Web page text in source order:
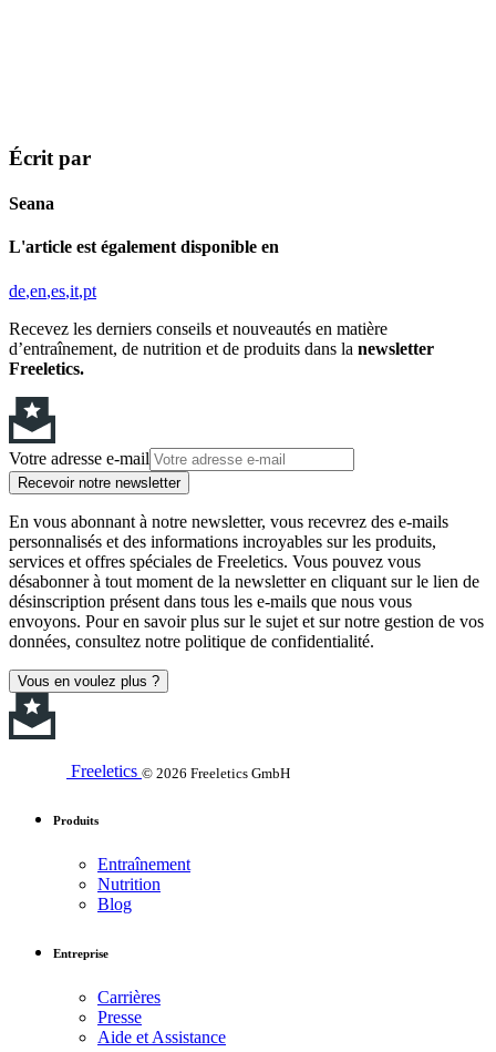
Écrit par
Seana
L'article est également disponible en
de en es it pt
Recevez les derniers conseils et nouveautés en matière
d’entraînement, de nutrition et de produits dans la newsletter
Freeletics.
Votre adresse e-mail
Recevoir notre newsletter
En vous abonnant à notre newsletter, vous recevrez des e-mails
personnalisés et des informations incroyables sur les produits,
services et offres spéciales de Freeletics. Vous pouvez vous
désabonner à tout moment de la newsletter en cliquant sur le lien de
désinscription présent dans tous les e-mails que nous vous
envoyons. Pour en savoir plus sur le sujet et sur notre gestion de vos
données, consultez notre politique de confidentialité.
Vous en voulez plus ?
Freeletics © 2026 Freeletics GmbH
Produits
Entraînement
Nutrition
Blog
Entreprise
Carrières
Presse
Aide et Assistance